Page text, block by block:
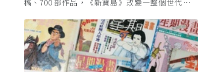
稿、700 部作品，《新寶島》改變一整個世代的命
改寫日本的文化 ...